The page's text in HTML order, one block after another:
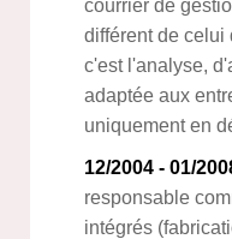
courrier de
différent de celui
c'est l'analyse,
adaptée aux
uniquement en
12/2004 - 01/
responsable
intégrés